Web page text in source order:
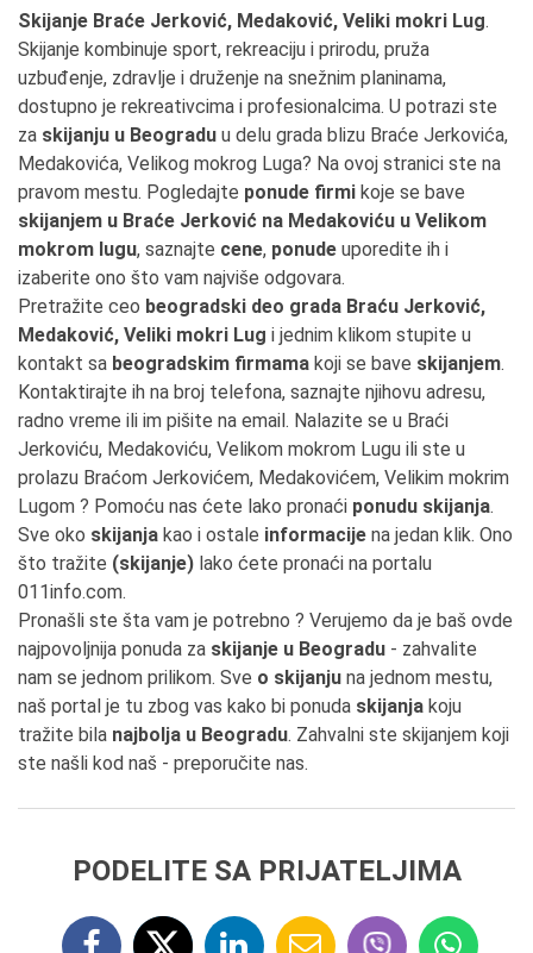
Skijanje Braće Jerković, Medaković, Veliki mokri Lug.
Skijanje kombinuje sport, rekreaciju i prirodu, pruža
uzbuđenje, zdravlje i druženje na snežnim planinama,
dostupno je rekreativcima i profesionalcima. U potrazi ste
za skijanju u Beogradu u delu grada blizu Braće Jerkovića,
Medakovića, Velikog mokrog Luga? Na ovoj stranici ste na
pravom mestu. Pogledajte ponude firmi koje se bave
skijanjem u Braće Jerković na Medakoviću u Velikom
mokrom lugu, saznajte cene, ponude uporedite ih i
izaberite ono što vam najviše odgovara.
Pretražite ceo beogradski deo grada Braću Jerković,
Medaković, Veliki mokri Lug i jednim klikom stupite u
kontakt sa beogradskim firmama koji se bave skijanjem.
Kontaktirajte ih na broj telefona, saznajte njihovu adresu,
radno vreme ili im pišite na email. Nalazite se u Braći
Jerkoviću, Medakoviću, Velikom mokrom Lugu ili ste u
prolazu Braćom Jerkovićem, Medakovićem, Velikim mokrim
Lugom ? Pomoću nas ćete lako pronaći ponudu skijanja.
Sve oko skijanja kao i ostale informacije na jedan klik. Ono
što tražite (skijanje) lako ćete pronaći na portalu
011info.com.
Pronašli ste šta vam je potrebno ? Verujemo da je baš ovde
najpovoljnija ponuda za skijanje u Beogradu - zahvalite
nam se jednom prilikom. Sve o skijanju na jednom mestu,
naš portal je tu zbog vas kako bi ponuda skijanja koju
tražite bila najbolja u Beogradu. Zahvalni ste skijanjem koji
ste našli kod naš - preporučite nas.
PODELITE SA PRIJATELJIMA